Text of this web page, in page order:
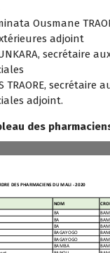
Ousmane
adjoint
secrétaire
TRAORE, secrétaire
adjoint.
des